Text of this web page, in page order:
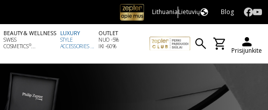
LithuaniaLietuvių Blog
BEAUTY & WELLNESS
SWISS
COSMETICS®...
LUXURY
STYLE
ACCESSORIES ...
OUTLET
NUO -5%
IKI -60%
Prisijunkite